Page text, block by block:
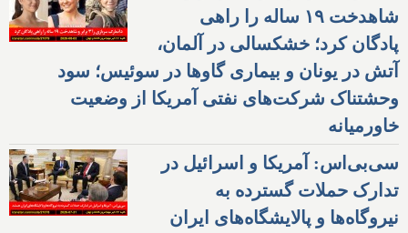
شاهدخت ۱۹ ساله را راهی
پادگان کرد؛ خشکسالی در آلمان،
آتش در یونان و بیماری گاوها در سوئیس؛ سود
وحشتناک شرکت‌های نفتی آمریکا از وضعیت
خاورمیانه
سی‌بی‌اس: آمریکا و اسرائیل در
تدارک حملات گسترده به
نیروگاه‌ها و پالایشگاه‌های ایران